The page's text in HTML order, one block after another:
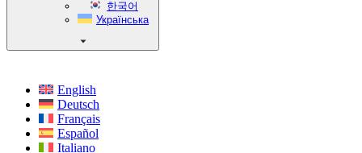
한국어
Українська
English
Deutsch
Français
Español
Italiano